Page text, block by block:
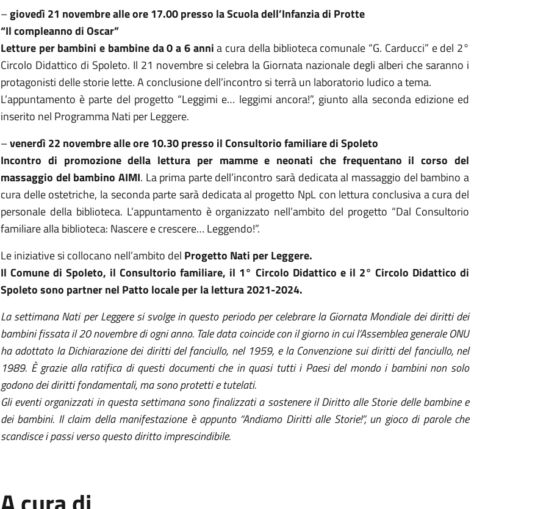
–giovedì 21 novembre alle ore 17.00 presso la Scuola dell’Infanzia di Protte
“Il compleanno di Oscar”
Letture per bambini e bambine da 0 a 6 annia cura della biblioteca comunale “G. Carducci” e del 2°
Circolo Didattico di Spoleto. Il 21 novembre si celebra la Giornata nazionale degli alberi che saranno i
protagonisti delle storie lette. A conclusione dell’incontro si terrà un laboratorio ludico a tema.
L’appuntamento è parte del progetto “Leggimi e… leggimi ancora!”, giunto alla seconda edizione ed
inserito nel Programma Nati per Leggere.
–venerdì 22 novembre alle ore 10.30 presso il Consultorio familiare di Spoleto
Incontro di promozione della lettura per mamme e neonati che frequentano il corso del
massaggio del bambino AIMI. La prima parte dell’incontro sarà dedicata al massaggio del bambino a
cura delle ostetriche, la seconda parte sarà dedicata al progetto NpL con lettura conclusiva a cura del
personale della biblioteca. L’appuntamento è organizzato nell’ambito del progetto “Dal Consultorio
familiare alla biblioteca: Nascere e crescere… Leggendo!”.
Le iniziative si collocano nell’ambito del Progetto Nati per Leggere.
Il Comune di Spoleto, il Consultorio familiare, il 1° Circolo Didattico e il 2° Circolo Didattico di
Spoleto sono partner nel Patto locale per la lettura 2021-2024.
La settimana Nati per Leggere si svolge in questo periodo per celebrare la Giornata Mondiale dei diritti dei
bambini fissata il 20 novembre di ogni anno. Tale data coincide con il giorno in cui l’Assemblea generale ONU
ha adottato la Dichiarazione dei diritti del fanciullo, nel 1959, e la Convenzione sui diritti del fanciullo, nel
1989. È grazie alla ratifica di questi documenti che in quasi tutti i Paesi del mondo i bambini non solo
godono dei diritti fondamentali, ma sono protetti e tutelati.
Gli eventi organizzati in questa settimana sono finalizzati a sostenere il Diritto alle Storie delle bambine e
dei bambini. Il claim della manifestazione è appunto “Andiamo Diritti alle Storie!”, un gioco di parole che
scandisce i passi verso questo diritto imprescindibile.